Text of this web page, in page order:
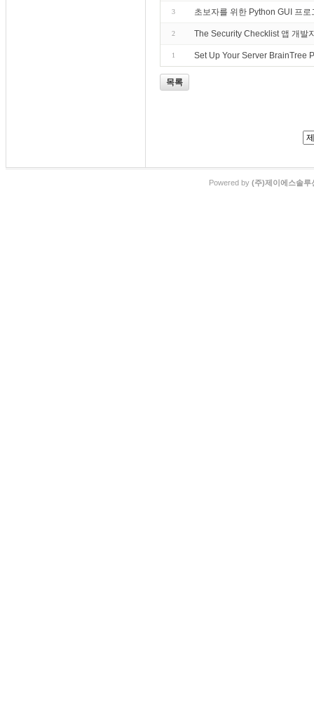
3 초보자를 위한 Python GUI 프
2 The Security Checklist 앱 개발
1 Set Up Your Server BrainTree
목록
Powered by (주)제이에스솔루